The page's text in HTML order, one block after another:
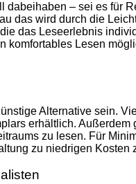
– sei es für
das wird durch die
das Leseerlebnis
komfortables Lesen
Alternative sein.
erhältlich. Außerdem
zu lesen. Für
zu niedrigen Kosten